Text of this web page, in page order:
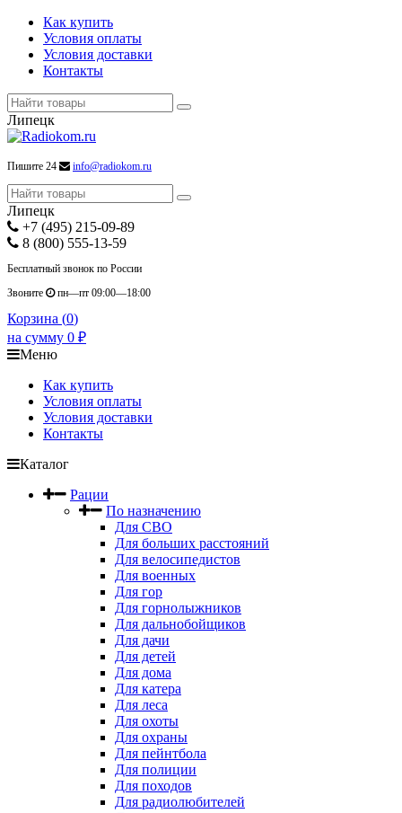
Как купить
Условия оплаты
Условия доставки
Контакты
Липецк
Пишите 24 info@radiokom.ru
Липецк
+7 (495) 215-09-89
8 (800) 555-13-59
Бесплатный звонок по России
Звоните
пн—пт 09:00—18:00
Корзина (0)
на сумму 0 ₽
Меню
Как купить
Условия оплаты
Условия доставки
Контакты
Каталог
Рации
По назначению
Для СВО
Для больших расстояний
Для велосипедистов
Для военных
Для гор
Для горнолыжников
Для дальнобойщиков
Для дачи
Для детей
Для дома
Для катера
Для леса
Для охоты
Для охраны
Для пейнтбола
Для полиции
Для походов
Для радиолюбителей